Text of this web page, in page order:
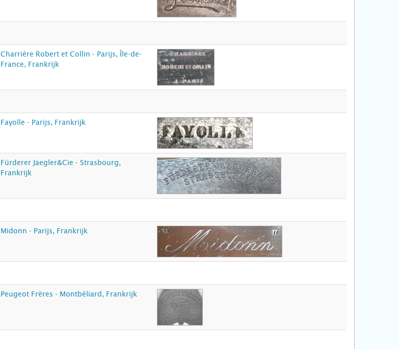
Charrière Robert et Collin - Parijs, Île-de-
France, Frankrijk
Fayolle - Parijs, Frankrijk
Fürderer Jaegler&Cie - Strasbourg,
Frankrijk
Midonn - Parijs, Frankrijk
Peugeot Frères - Montbéliard, Frankrijk